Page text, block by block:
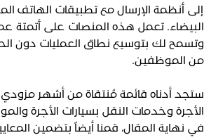
أنظمة الإرسال مع تطبيقات الهاتف
تعمل هذه المنصات على أتمتة
لك بتوسيع نطاق العمليات دون
الموظفين.
أدناه قائمة مُنتقاة من أشهر مزودي
وخدمات النقل بسيارات الأجرة
نهاية المقال، قمنا أيضاً بتضمين